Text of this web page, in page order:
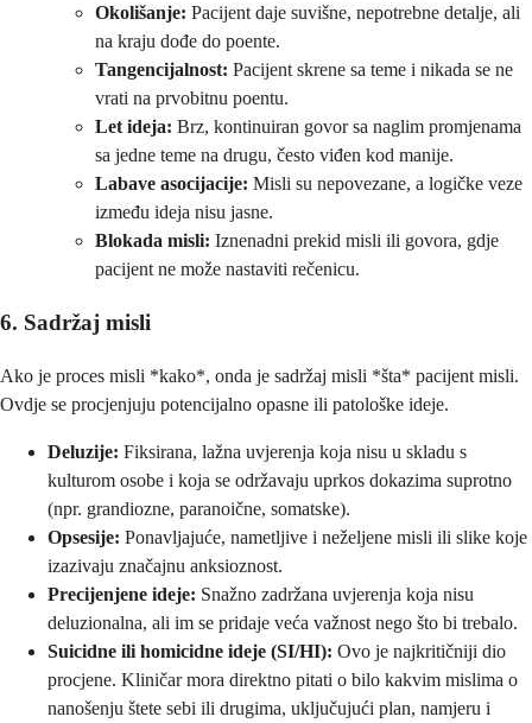
Okolišanje: Pacijent daje suvišne, nepotrebne detalje, ali
na kraju dođe do poente.
Tangencijalnost: Pacijent skrene sa teme i nikada se ne
vrati na prvobitnu poentu.
Let ideja: Brz, kontinuiran govor sa naglim promjenama
sa jedne teme na drugu, često viđen kod manije.
Labave asocijacije: Misli su nepovezane, a logičke veze
između ideja nisu jasne.
Blokada misli: Iznenadni prekid misli ili govora, gdje
pacijent ne može nastaviti rečenicu.
6. Sadržaj misli
Ako je proces misli *kako*, onda je sadržaj misli *šta* pacijent misli.
Ovdje se procjenjuju potencijalno opasne ili patološke ideje.
Deluzije: Fiksirana, lažna uvjerenja koja nisu u skladu s
kulturom osobe i koja se održavaju uprkos dokazima suprotno
(npr. grandiozne, paranoične, somatske).
Opsesije: Ponavljajuće, nametljive i neželjene misli ili slike koje
izazivaju značajnu anksioznost.
Precijenjene ideje: Snažno zadržana uvjerenja koja nisu
deluzionalna, ali im se pridaje veća važnost nego što bi trebalo.
Suicidne ili homicidne ideje (SI/HI): Ovo je najkritičniji dio
procjene. Kliničar mora direktno pitati o bilo kakvim mislima o
nanošenju štete sebi ili drugima, uključujući plan, namjeru i